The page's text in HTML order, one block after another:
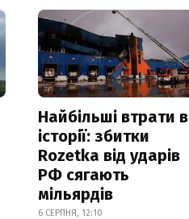
Найбільші втрати в
історії: збитки
Rozetka від ударів
РФ сягають
мільярдів
6 СЕРПНЯ, 12:10